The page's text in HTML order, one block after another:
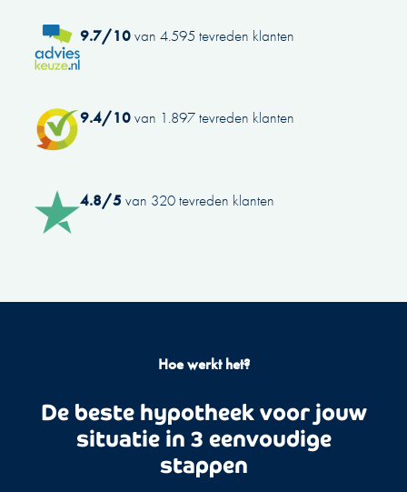
9.7/10van 4.595 tevreden klanten
9.4/10van 1.897 tevreden klanten
4.8/5 van 320 tevreden klanten
Hoe werkt het?
De beste hypotheek voor jouw
situatie in 3 eenvoudige
stappen